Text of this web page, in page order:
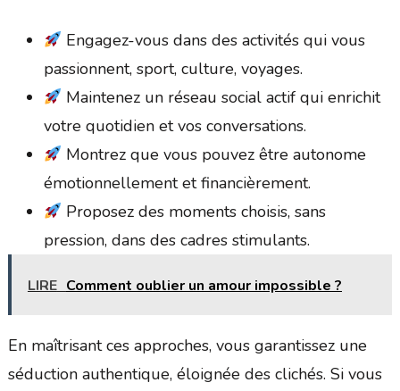
Engagez-vous dans des activités qui vous
passionnent, sport, culture, voyages.
Maintenez un réseau social actif qui enrichit
votre quotidien et vos conversations.
Montrez que vous pouvez être autonome
émotionnellement et financièrement.
Proposez des moments choisis, sans
pression, dans des cadres stimulants.
LIRE Comment oublier un amour impossible ?
En maîtrisant ces approches, vous garantissez une
séduction authentique, éloignée des clichés. Si vous